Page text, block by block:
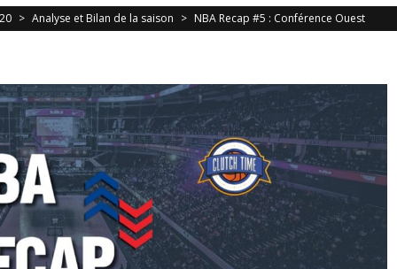
> Analyse et Bilan de la saison > NBA Recap #5 : Conférence Ouest